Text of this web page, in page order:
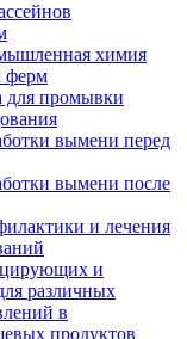
химия
ферм
для промывки
вымени перед
вымени после
и лечения
и
различных
в
продуктов